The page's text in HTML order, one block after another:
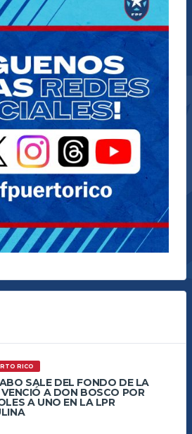
RICO
SALE DEL FONDO DE LA
A DON BOSCO POR
A UNO EN LA LPR